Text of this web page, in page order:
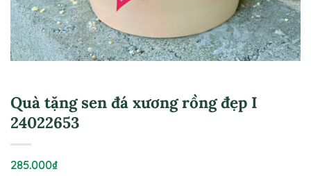
Quà tặng sen đá xương rồng đẹp I
24022653
285.000₫